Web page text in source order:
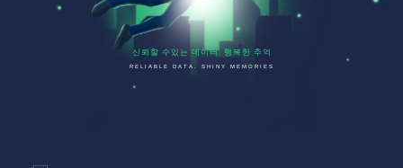
신뢰할 수있는 데이터. 행복한 추억
RELIABLE DATA. SHINY MEMORIES